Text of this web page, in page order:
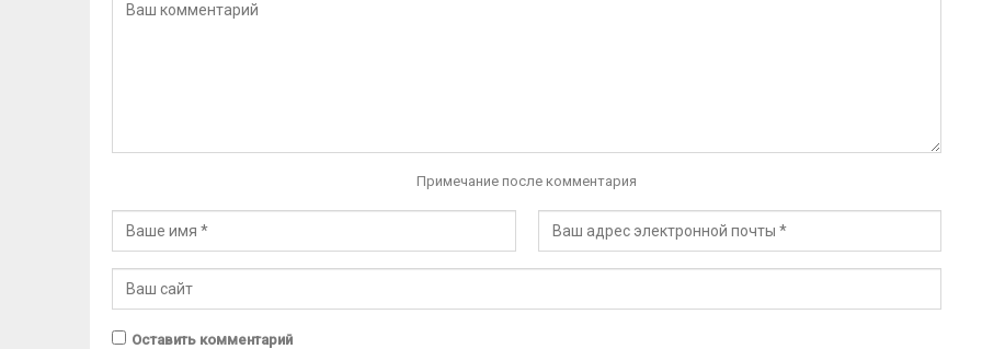
Примечание после комментария
Оставить комментарий